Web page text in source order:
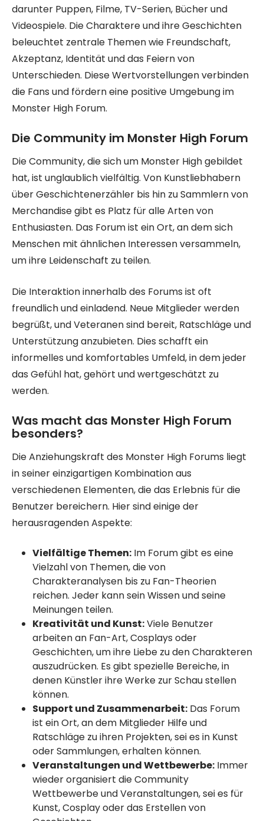
darunter Puppen, Filme, TV-Serien, Bücher und
Videospiele. Die Charaktere und ihre Geschichten
beleuchtet zentrale Themen wie Freundschaft,
Akzeptanz, Identität und das Feiern von
Unterschieden. Diese Wertvorstellungen verbinden
die Fans und fördern eine positive Umgebung im
Monster High Forum.
Die Community im Monster High Forum
Die Community, die sich um Monster High gebildet
hat, ist unglaublich vielfältig. Von Kunstliebhabern
über Geschichtenerzähler bis hin zu Sammlern von
Merchandise gibt es Platz für alle Arten von
Enthusiasten. Das Forum ist ein Ort, an dem sich
Menschen mit ähnlichen Interessen versammeln,
um ihre Leidenschaft zu teilen.
Die Interaktion innerhalb des Forums ist oft
freundlich und einladend. Neue Mitglieder werden
begrüßt, und Veteranen sind bereit, Ratschläge und
Unterstützung anzubieten. Dies schafft ein
informelles und komfortables Umfeld, in dem jeder
das Gefühl hat, gehört und wertgeschätzt zu
werden.
Was macht das Monster High Forum
besonders?
Die Anziehungskraft des Monster High Forums liegt
in seiner einzigartigen Kombination aus
verschiedenen Elementen, die das Erlebnis für die
Benutzer bereichern. Hier sind einige der
herausragenden Aspekte:
Vielfältige Themen: Im Forum gibt es eine
Vielzahl von Themen, die von
Charakteranalysen bis zu Fan-Theorien
reichen. Jeder kann sein Wissen und seine
Meinungen teilen.
Kreativität und Kunst:Viele Benutzer
arbeiten an Fan-Art, Cosplays oder
Geschichten, um ihre Liebe zu den Charakteren
auszudrücken. Es gibt spezielle Bereiche, in
denen Künstler ihre Werke zur Schau stellen
können.
Support und Zusammenarbeit: Das Forum
ist ein Ort, an dem Mitglieder Hilfe und
Ratschläge zu ihren Projekten, sei es in Kunst
oder Sammlungen, erhalten können.
Veranstaltungen und Wettbewerbe: Immer
wieder organisiert die Community
Wettbewerbe und Veranstaltungen, sei es für
Kunst, Cosplay oder das Erstellen von